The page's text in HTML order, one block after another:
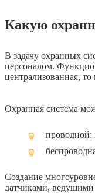
Какую
В задачу охранных
персоналом.
централизованная,
Охранная система
проводной:
Создание
датчиками, ведущими